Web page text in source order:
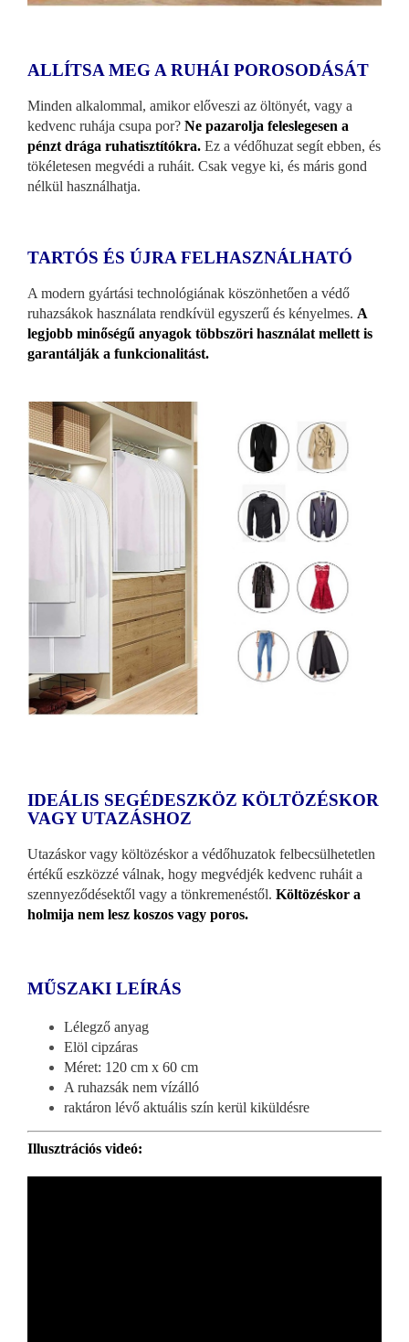
ALLÍTSA MEG A RUHÁI POROSODÁSÁT
Minden alkalommal, amikor előveszi az öltönyét, vagy a
kedvenc ruhája csupa por? Ne pazarolja feleslegesen a
pénzt drága ruhatisztítókra. Ez a védőhuzat segít ebben, és
tökéletesen megvédi a ruháit. Csak vegye ki, és máris gond
nélkül használhatja.
TARTÓS ÉS ÚJRA FELHASZNÁLHATÓ
A modern gyártási technológiának köszönhetően a védő
ruhazsákok használata rendkívül egyszerű és kényelmes. A
legjobb minőségű anyagok többszöri használat mellett is
garantálják a funkcionalitást.
IDEÁLIS SEGÉDESZKÖZ KÖLTÖZÉSKOR
VAGY UTAZÁSHOZ
Utazáskor vagy költözéskor a védőhuzatok felbecsülhetetlen
értékű eszközzé válnak, hogy megvédjék kedvenc ruháit a
szennyeződésektől vagy a tönkremenéstől. Költözéskor a
holmija nem lesz koszos vagy poros.
MŰSZAKI LEÍRÁS
Lélegző anyag
Elöl cipzáras
Méret: 120 cm x 60 cm
A ruhazsák nem vízálló
raktáron lévő aktuális szín kerül kiküldésre
Illusztrációs videó: